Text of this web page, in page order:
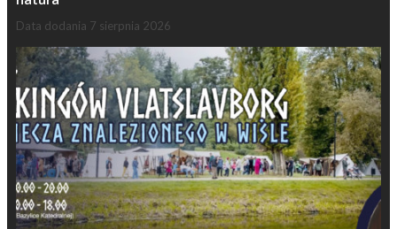
Data dodania 7 sierpnia 2026